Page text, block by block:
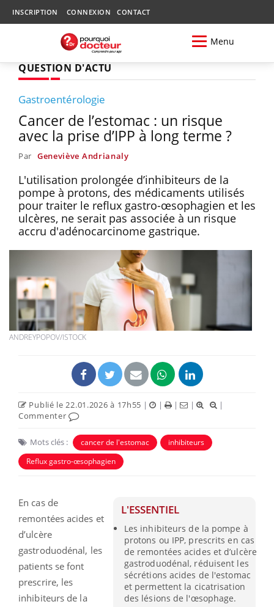
INSCRIPTION CONNEXION CONTACT
Menu
QUESTION D'ACTU
Gastroentérologie
Cancer de l’estomac : un risque
avec la prise d’IPP à long terme ?
Par Geneviève Andrianaly
L'utilisation prolongée d’inhibiteurs de la
pompe à protons, des médicaments utilisés
pour traiter le reflux gastro-œsophagien et les
ulcères, ne serait pas associée à un risque
accru d'adénocarcinome gastrique.
ANDREYPOPOV/ISTOCK
Publié le 22.01.2026 à 17h55 | | | |
|
Commenter
Mots clés : cancer de l'estomac
inhibiteurs
Reflux gastro-œsophagien
L'ESSENTIEL
Les inhibiteurs de la pompe à
protons ou IPP, prescrits en cas
de remontées acides et d’ulcère
gastroduodénal, réduisent les
sécrétions acides de l'estomac
et permettent la cicatrisation
des lésions de l'œsophage.
En cas de
remontées acides et
d’ulcère
gastroduodénal, les
patients se font
prescrire, les
inhibiteurs de la